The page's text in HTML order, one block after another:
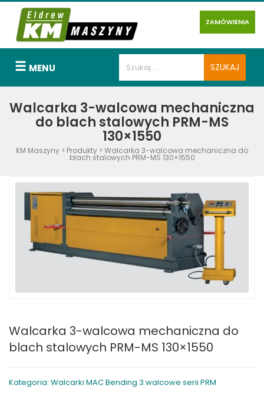
ZAMÓWIENIA
MENU
Walcarka 3-walcowa mechaniczna
do blach stalowych PRM-MS
130×1550
KM Maszyny > Produkty > Walcarka 3-walcowa mechaniczna do
blach stalowych PRM-MS 130×1550
Walcarka 3-walcowa mechaniczna do
blach stalowych PRM-MS 130×1550
Kategoria: Walcarki MAC Bending 3 walcowe serii PRM